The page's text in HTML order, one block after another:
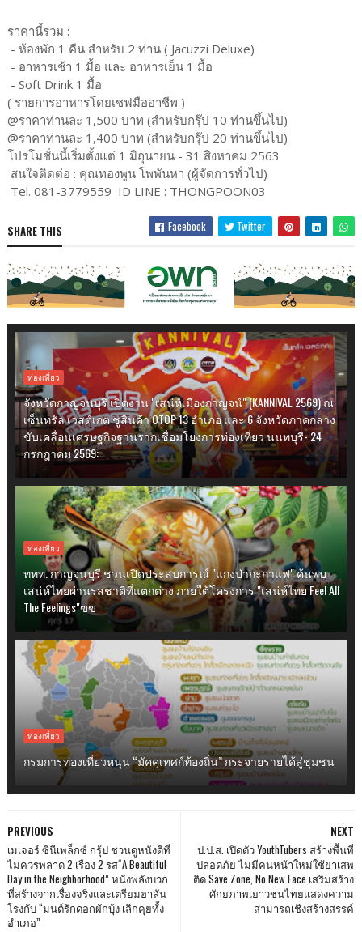
ราคานี้รวม :
- ห้องพัก 1 คืน สำหรับ 2 ท่าน ( Jacuzzi Deluxe)
- อาหารเช้า 1 มื้อ และ อาหารเย็น 1 มื้อ
- Soft Drink 1 มื้อ
( รายการอาหารโดยเชฟมืออาชีพ )
@ราคาท่านละ 1,500 บาท (สำหรับกรุ๊ป 10 ท่านขึ้นไป)
@ราคาท่านละ 1,400 บาท (สำหรับกรุ๊ป 20 ท่านขึ้นไป)
โปรโมชั่นนี้เริ่มตั้งแต่ 1 มิถุนายน - 31 สิงหาคม 2563
สนใจติดต่อ : คุณทองพูน โพพันหา (ผู้จัดการทั่วไป)
Tel. 081-3779559 ID LINE : THONGPOON03
SHARE THIS Facebook Twitter
ท่องเที่ยว
จังหวัดกาญจนบุรี เปิดงาน "เสน่ห์เมืองกาญจน์" (KANNIVAL 2569) ณ
เซ็นทรัล เวสต์เกต ชูสินค้า OTOP 13 อำเภอ และ 6 จังหวัดภาคกลาง
ขับเคลื่อนเศรษฐกิจฐานรากเชื่อมโยงการท่องเที่ยว นนทบุรี- 24
กรกฎาคม 2569:
ท่องเที่ยว
ททท. กาญจนบุรี ชวนเปิดประสบการณ์ "แกงป่ากะกาแฟ" ค้นพบ
เสน่ห์ไทยผ่านรสชาติที่แตกต่าง ภายใต้โครงการ "เสน่ห์ไทย Feel All
The Feelings"ฃฃ
ท่องเที่ยว
กรมการท่องเที่ยวหนุน “มัคคุเทศก์ท้องถิ่น” กระจายรายได้สู่ชุมชน
NEXT
ป.ป.ส. เปิดตัว YouthTubers สร้างพื้นที่
ปลอดภัย ไม่มีคนหน้าใหม่ใช้ยาเสพ
ติด Save Zone, No New Face เสริมสร้าง
ศักยภาพเยาวชนไทยแสดงความ
สามารถเชิงสร้างสรรค์
PREVIOUS
เมเจอร์ ซีนีเพล็กซ์ กรุ้ป ชวนดูหนังดีที่
ไม่ควรพลาด 2 เรื่อง 2 รส“A Beautiful
Day in the Neighborhood” หนังพลังบวก
ที่สร้างจากเรื่องจริงและเตรียมฮาลั่น
โรงกับ “มนต์รักดอกผักบุ้ง เลิกคุยทั้ง
อำเภอ”